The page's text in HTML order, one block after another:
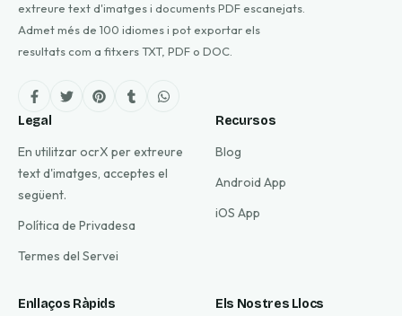
extreure text d'imatges i documents PDF escanejats.
Admet més de 100 idiomes i pot exportar els
resultats com a fitxers TXT, PDF o DOC.
Legal
En utilitzar ocrX per extreure
text d'imatges, acceptes el
següent.
Política de Privadesa
Termes del Servei
Recursos
Blog
Android App
iOS App
Enllaços Ràpids Els Nostres Llocs